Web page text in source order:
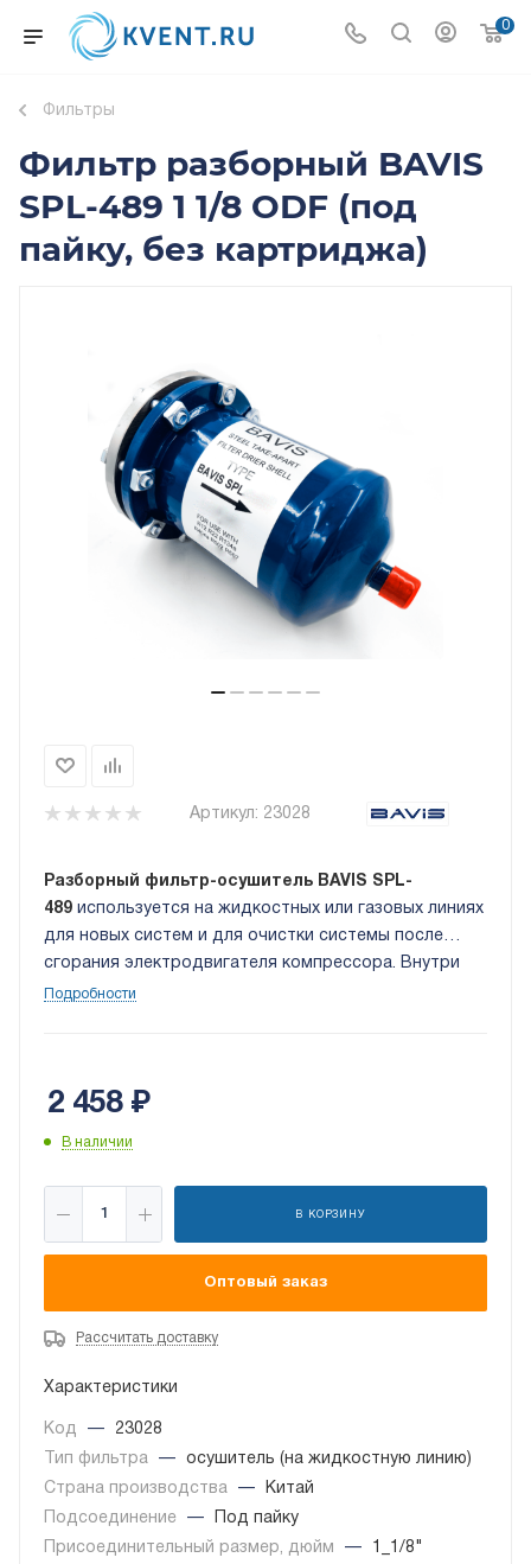
0
Фильтры
Фильтр разборный BAVIS
SPL-489 1 1/8 ODF (под
пайку, без картриджа)
Артикул: 23028
Разборный фильтр-осушитель BAVIS SPL-
489 используется на жидкостных или газовых линиях
для новых систем и для очистки системы после
сгорания электродвигателя компрессора. Внутри
корпуса установлен осушающий сердечник из
Подробности
2 458₽
В наличии
В КОРЗИНУ
Оптовый заказ
Рассчитать доставку
Характеристики
Код —
23028
Тип фильтра
—
осушитель (на жидкостную линию)
Страна производства
—
Китай
Подсоединение
—
Под пайку
Присоединительный размер, дюйм
—
1_1/8"